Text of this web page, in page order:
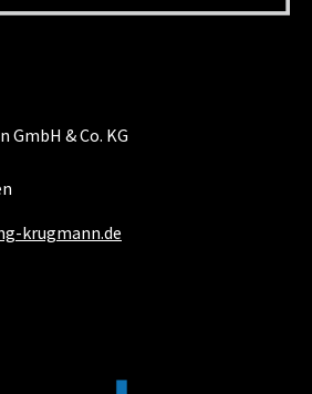
GmbH & Co. KG
krugmann­.de